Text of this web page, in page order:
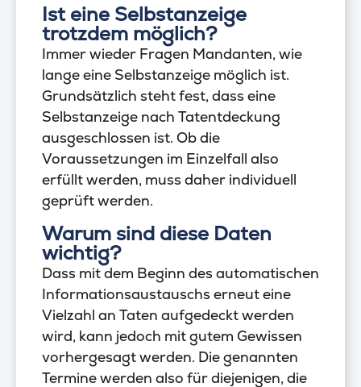
Ist eine Selbstanzeige
trotzdem möglich?
Immer wieder Fragen Mandanten, wie
lange eine Selbstanzeige möglich ist.
Grundsätzlich steht fest, dass eine
Selbstanzeige nach Tatentdeckung
ausgeschlossen ist. Ob die
Voraussetzungen im Einzelfall also
erfüllt werden, muss daher individuell
geprüft werden.
Warum sind diese Daten
wichtig?
Dass mit dem Beginn des automatischen
Informationsaustauschs erneut eine
Vielzahl an Taten aufgedeckt werden
wird, kann jedoch mit gutem Gewissen
vorhergesagt werden. Die genannten
Termine werden also für diejenigen, die